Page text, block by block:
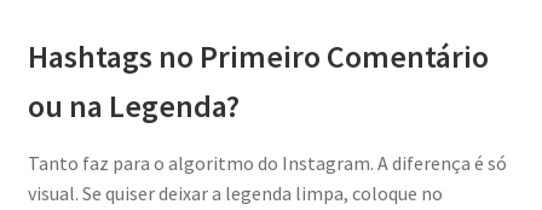
Hashtags no Primeiro Comentário
ou na Legenda?
Tanto faz para o algoritmo do Instagram. A diferença é só
visual. Se quiser deixar a legenda limpa, coloque no